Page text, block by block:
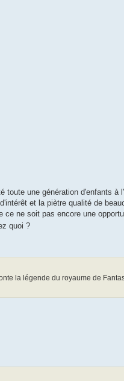
une génération d'enfants à
et la piètre qualité de
ce ne soit pas encore une
quoi ?
la ­légende du royaume de